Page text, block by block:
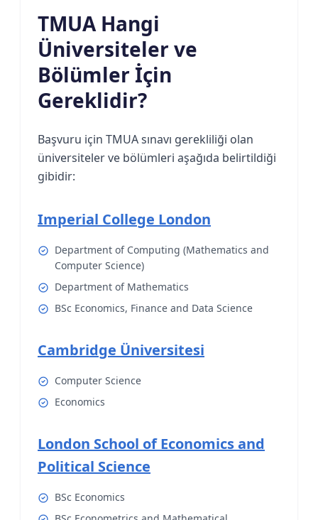
TMUA Hangi
Üniversiteler ve
Bölümler İçin
Gereklidir?
Başvuru için TMUA sınavı gerekliliği olan
üniversiteler ve bölümleri aşağıda belirtildiği
gibidir:
Imperial College London
Department of Computing (Mathematics and
Computer Science)
Department of Mathematics
BSc Economics, Finance and Data Science
Cambridge Üniversitesi
Computer Science
Economics
London School of Economics and
Political Science
BSc Economics